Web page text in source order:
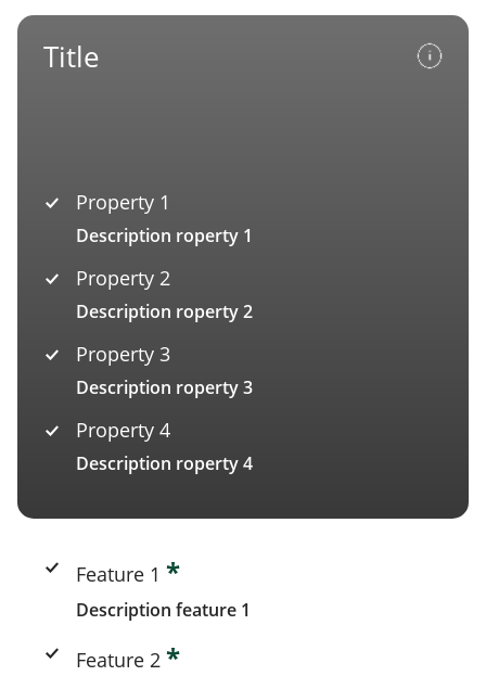
Title
Property 1
Description roperty 1
Property 2
Description roperty 2
Property 3
Description roperty 3
Property 4
Description roperty 4
Feature 1 *
Description feature 1
Feature 2 *